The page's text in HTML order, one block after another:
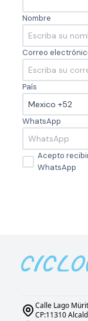
Nombre
Correo
País
WhatsApp
Acepto
WhatsApp
Calle Lago
CP:11310